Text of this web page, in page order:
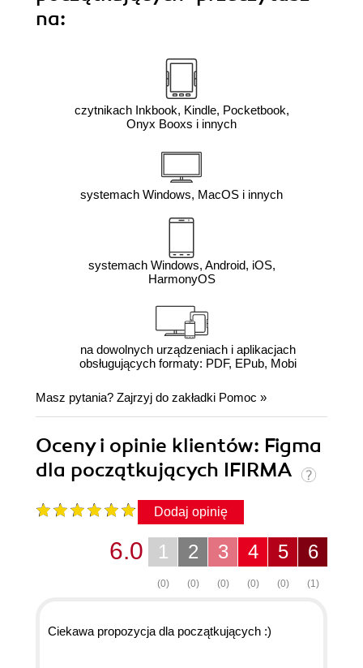
na:
czytnikach Inkbook, Kindle, Pocketbook,
Onyx Booxs i innych
systemach Windows, MacOS i innych
systemach Windows, Android, iOS,
HarmonyOS
na dowolnych urządzeniach i aplikacjach
obsługujących formaty: PDF, EPub, Mobi
Masz pytania? Zajrzyj do zakładki Pomoc »
Oceny i opinie klientów: Figma
dla początkujących IFIRMA
Dodaj opinię
6
(1)
5
(0)
4
(0)
3
(0)
2
(0)
1
(0)
6.0
Ciekawa propozycja dla początkujących :)